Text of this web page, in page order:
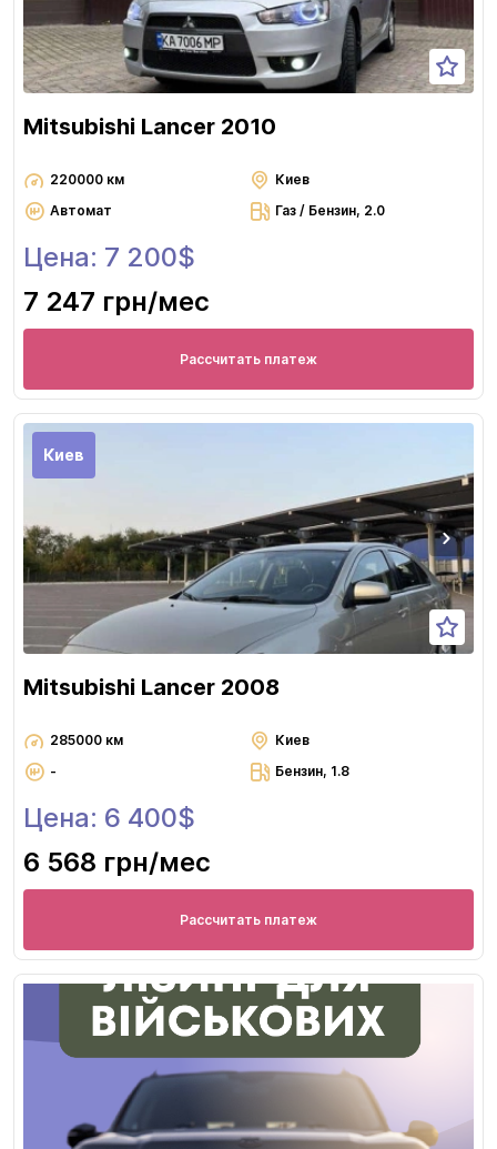
Mitsubishi Lancer 2010
220000 км
Киев
Автомат
Газ / Бензин, 2.0
Цена: 7 200$
7 247 грн/мес
Рассчитать платеж
Киев
Mitsubishi Lancer 2008
285000 км
Киев
-
Бензин, 1.8
Цена: 6 400$
6 568 грн/мес
Рассчитать платеж